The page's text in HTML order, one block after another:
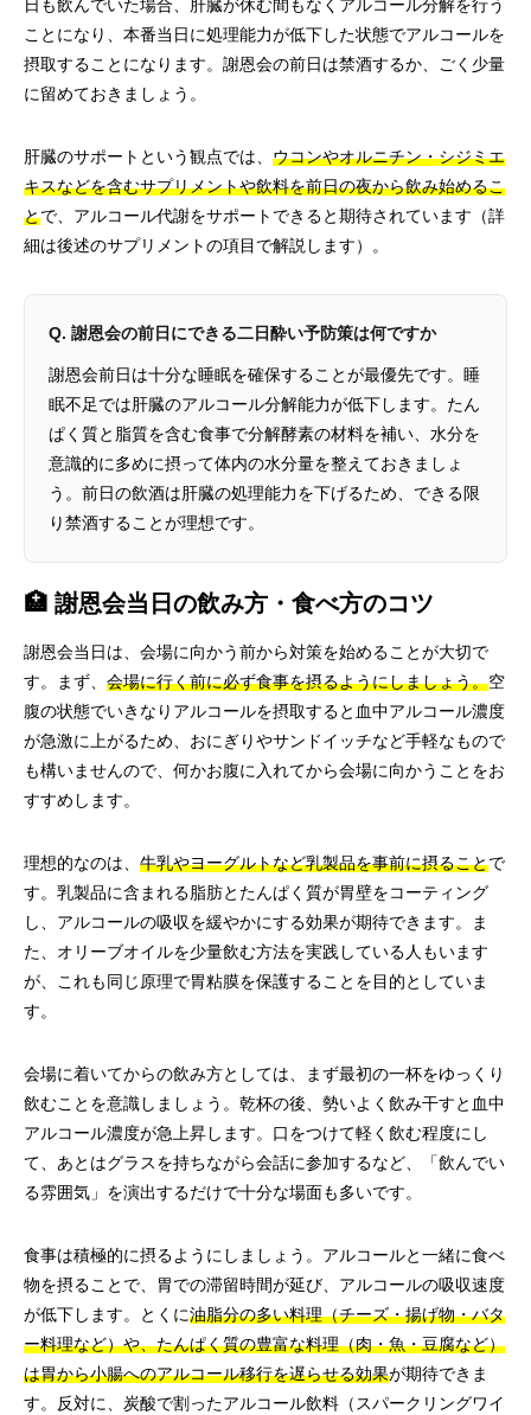
日も飲んでいた場合、肝臓が休む間もなくアルコール分解を行う
ことになり、本番当日に処理能力が低下した状態でアルコールを
摂取することになります。謝恩会の前日は禁酒するか、ごく少量
に留めておきましょう。
肝臓のサポートという観点では、 ウコンやオルニチン・シジミエ
キスなどを含むサプリメントや飲料を前日の夜から飲み始めるこ
とで、アルコール代謝をサポートできると期待されています（詳
細は後述のサプリメントの項目で解説します）。
Q. 謝恩会の前日にできる二日酔い予防策は何ですか
謝恩会前日は十分な睡眠を確保することが最優先です。睡
眠不足では肝臓のアルコール分解能力が低下します。たん
ぱく質と脂質を含む食事で分解酵素の材料を補い、水分を
意識的に多めに摂って体内の水分量を整えておきましょ
う。前日の飲酒は肝臓の処理能力を下げるため、できる限
り禁酒することが理想です。
🏥 謝恩会当日の飲み方・食べ方のコツ
謝恩会当日は、会場に向かう前から対策を始めることが大切で
す。まず、 会場に行く前に必ず食事を摂るようにしましょう。空
腹の状態でいきなりアルコールを摂取すると血中アルコール濃度
が急激に上がるため、おにぎりやサンドイッチなど手軽なもので
も構いませんので、何かお腹に入れてから会場に向かうことをお
すすめします。
理想的なのは、 牛乳やヨーグルトなど乳製品を事前に摂ることで
す。乳製品に含まれる脂肪とたんぱく質が胃壁をコーティング
し、アルコールの吸収を緩やかにする効果が期待できます。ま
た、オリーブオイルを少量飲む方法を実践している人もいます
が、これも同じ原理で胃粘膜を保護することを目的としていま
す。
会場に着いてからの飲み方としては、まず最初の一杯をゆっくり
飲むことを意識しましょう。乾杯の後、勢いよく飲み干すと血中
アルコール濃度が急上昇します。口をつけて軽く飲む程度にし
て、あとはグラスを持ちながら会話に参加するなど、「飲んでい
る雰囲気」を演出するだけで十分な場面も多いです。
食事は積極的に摂るようにしましょう。アルコールと一緒に食べ
物を摂ることで、胃での滞留時間が延び、アルコールの吸収速度
が低下します。とくに油脂分の多い料理（チーズ・揚げ物・バタ
ー料理など）や、たんぱく質の豊富な料理（肉・魚・豆腐など）
は胃から小腸へのアルコール移行を遅らせる効果が期待できま
す。反対に、炭酸で割ったアルコール飲料（スパークリングワイ